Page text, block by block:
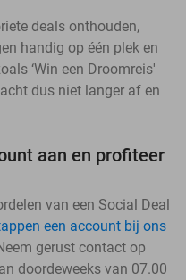
deals onthouden,
handig op één plek en
‘Win een Droomreis'
dus niet langer af en
aan en profiteer
van een Social Deal
een account bij ons
gerust contact op
doordeweeks van 07.00